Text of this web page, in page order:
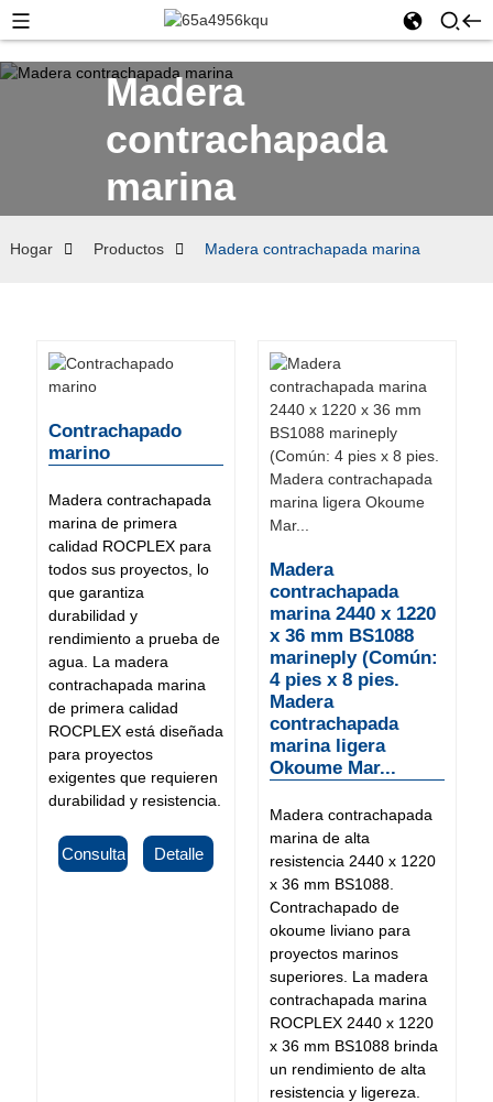
Madera
contrachapada
marina
Hogar Productos Madera contrachapada marina
Contrachapado
marino
Madera contrachapada
marina de primera
calidad ROCPLEX para
todos sus proyectos, lo
que garantiza
durabilidad y
rendimiento a prueba de
agua. La madera
contrachapada marina
de primera calidad
ROCPLEX está diseñada
para proyectos
exigentes que requieren
durabilidad y resistencia.
Consulta Detalle
Madera
contrachapada
marina 2440 x 1220
x 36 mm BS1088
marineply (Común:
4 pies x 8 pies.
Madera
contrachapada
marina ligera
Okoume Mar...
Madera contrachapada
marina de alta
resistencia 2440 x 1220
x 36 mm BS1088.
Contrachapado de
okoume liviano para
proyectos marinos
superiores. La madera
contrachapada marina
ROCPLEX 2440 x 1220
x 36 mm BS1088 brinda
un rendimiento de alta
resistencia y ligereza.